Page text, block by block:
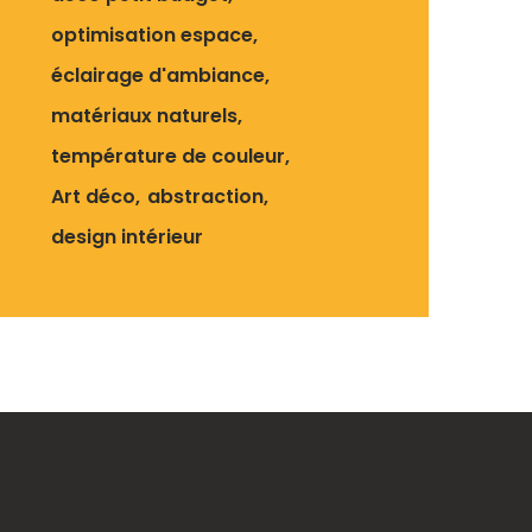
optimisation espace
éclairage d'ambiance
matériaux naturels
température de couleur
Art déco abstraction
design intérieur